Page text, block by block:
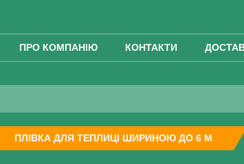
ПРО КОМПАНІЮ КОНТАКТИ
ПЛІВКА ДЛЯ ТЕПЛИЦІ ШИРИНОЮ ДО 6 М